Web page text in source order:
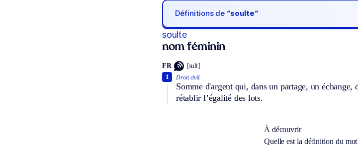
Définitions de “soulte“
soulte
nom féminin
FR [sult]
Droit civil.
Somme d'argent qui, dans un partage, un échange,
rétablir l’égalité des lots.
1
À découvrir
Quelle est la définition du